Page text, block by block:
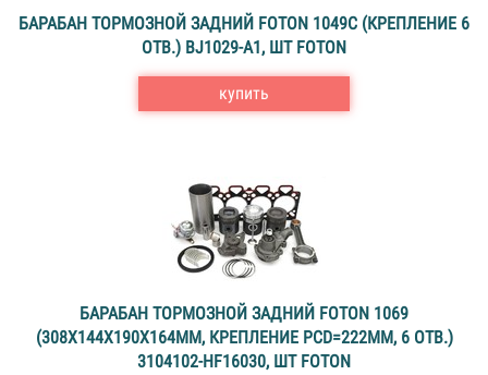
БАРАБАН ТОРМОЗНОЙ ЗАДНИЙ FOTON 1049C (КРЕПЛЕНИЕ 6
ОТВ.) ВJ1029-А1, ШТ FOTON
купить
БАРАБАН ТОРМОЗНОЙ ЗАДНИЙ FOTON 1069
(308X144X190X164MM, КРЕПЛЕНИЕ PCD=222MM, 6 ОТВ.)
3104102-НF16030, ШТ FOTON